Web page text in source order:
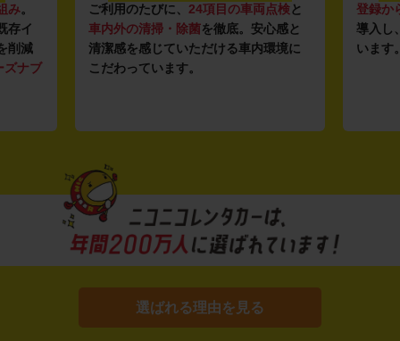
み。
存イ
削減
ズナブ
ご利用のたびに、 24項目の車両点検と
車内外の清掃・除菌を徹底。安心感と
清潔感を感じていただける車内環境に
こだわっています。
登録か
導入し
います
選ばれる理由を見る